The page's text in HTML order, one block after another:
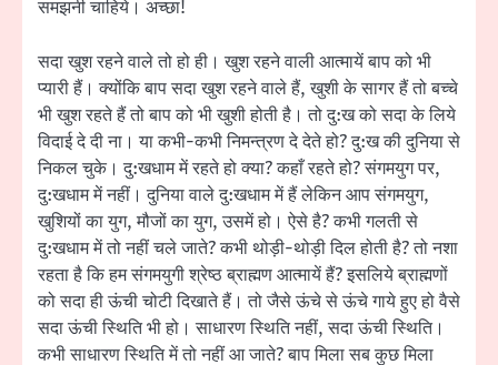
समझनी चाहिये। अच्छा!
सदा खुश रहने वाले तो हो ही। खुश रहने वाली आत्मायें बाप को भी
प्यारी हैं। क्योंकि बाप सदा खुश रहने वाले हैं, खुशी के सागर हैं तो बच्चे
भी खुश रहते हैं तो बाप को भी खुशी होती है। तो दु:ख को सदा के लिये
विदाई दे दी ना। या कभी-कभी निमन्‍त्रण दे देते हो? दु:ख की दुनिया से
निकल चुके। दु:खधाम में रहते हो क्या? कहाँ रहते हो? संगमयुग पर,
दु:खधाम में नहीं। दुनिया वाले दु:खधाम में हैं लेकिन आप संगमयुग,
खुशियों का युग, मौजों का युग, उसमें हो। ऐसे है? कभी गलती से
दु:खधाम में तो नहीं चले जाते? कभी थोड़ी-थोड़ी दिल होती है? तो नशा
रहता है कि हम संगमयुगी श्रेष्ठ ब्राह्मण आत्मायें हैं? इसलिये ब्राह्मणों
को सदा ही ऊंची चोटी दिखाते हैं। तो जैसे ऊंचे से ऊंचे गाये हुए हो वैसे
सदा ऊंची स्थिति भी हो। साधारण स्थिति नहीं, सदा ऊंची स्थिति।
कभी साधारण स्थिति में तो नहीं आ जाते? बाप मिला सब कुछ मिला